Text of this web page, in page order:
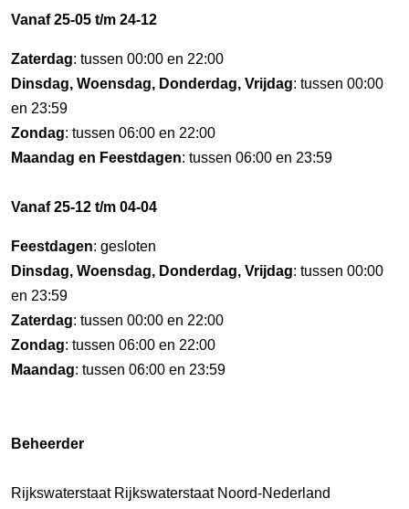
Vanaf 25-05 t/m 24-12
Zaterdag: tussen 00:00 en 22:00
Dinsdag, Woensdag, Donderdag, Vrijdag: tussen 00:00
en 23:59
Zondag: tussen 06:00 en 22:00
Maandag en Feestdagen: tussen 06:00 en 23:59
Vanaf 25-12 t/m 04-04
Feestdagen: gesloten
Dinsdag, Woensdag, Donderdag, Vrijdag: tussen 00:00
en 23:59
Zaterdag: tussen 00:00 en 22:00
Zondag: tussen 06:00 en 22:00
Maandag: tussen 06:00 en 23:59
Beheerder
Rijkswaterstaat Rijkswaterstaat Noord-Nederland